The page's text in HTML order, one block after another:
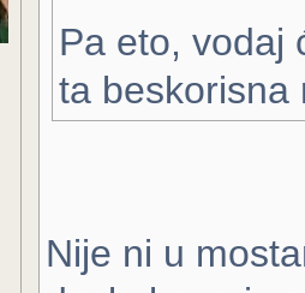
Pa eto, vodaj
ta
Nije ni u